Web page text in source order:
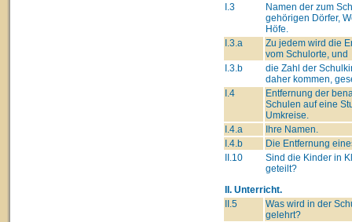
I.3
Namen der zum
gehörigen Dörfer,
Höfe.
I.3.a
Zu jedem wird die
vom Schulorte, und
I.3.b
die Zahl der
daher kommen,
I.4
Entfernung der
Schulen auf eine
Umkreise.
I.4.a
Ihre Namen.
I.4.b
Die Entfernung
II.10
Sind die Kinder in
geteilt?
II. Unterricht.
II.5
Was wird in der
gelehrt?